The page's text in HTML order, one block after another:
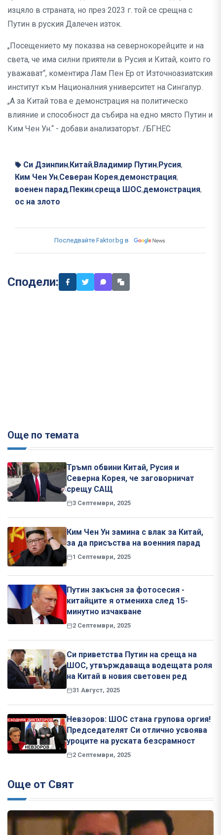
изцяло в страната, но през 2023 г. той се срещна с
Путин в руския Далечен изток.
„Посещението му показва на севернокорейците и на
света, че има силни приятели в Русия и Китай, които го
уважават“, коментира Лам Пен Ер от Източноазиатския
институт към Националния университет на Сингапур.
„А за Китай това е демонстрация на политическо
влияние и способност да събира на едно място Путин и
Ким Чен Ун.“ - добави анализаторът. /БГНЕС
Си Дзинпин, Китай, Владимир Путин, Русия,
Ким Чен Ун,Северан Корея,демонстрация,
военен парад, Пекин,среща ШОС,демонстрация,
ос на злото
Последвайте Faktor.bg в
Сподели:
Още по темата
Тръмп обвини Китай, Русия и
Северна Корея, че заговорничат
срещу САЩ
3 Септември, 2025
Ким Чен Ун замина с влак за Китай,
за да присъства на военния парад
1 Септември, 2025
Путин закъсня за фотосесия -
китайците я отмениха след 15-
минутно изчакване
2 Септември, 2025
Си приветства Путин на среща на
ШОС, утвърждаваща водещата роля
на Китай в новия световен ред
31 Август, 2025
Невзоров: ШОС стана групова оргия!
Председателят Си отлично усвоява
уроците на руската безсрамност
2 Септември, 2025
Още от Свят